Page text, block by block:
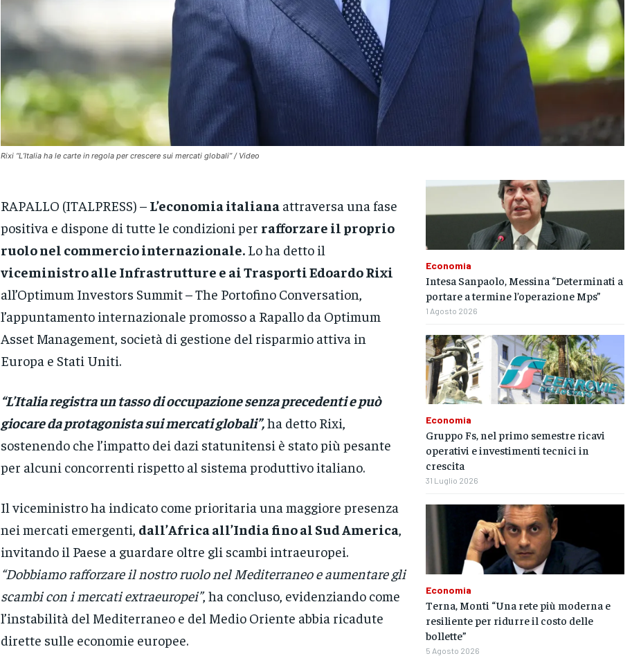
Rixi “L’Italia ha le carte in regola per crescere sui mercati globali” / Video
RAPALLO (ITALPRESS) – L’economia italianaattraversa una fase
positiva e dispone di tutte le condizioni per rafforzare il proprio
ruolo nel commercio internazionale.Lo ha detto il
viceministro alle Infrastrutture e ai Trasporti Edoardo Rixi
all’Optimum Investors Summit – The Portofino Conversation,
l’appuntamento internazionale promosso a Rapallo da Optimum
Asset Management, società di gestione del risparmio attiva in
Europa e Stati Uniti.
“L’Italia registra un tasso di occupazione senza precedenti e può
giocare da protagonista sui mercati globali”,ha detto Rixi,
sostenendo che l’impatto dei dazi statunitensi è stato più pesante
per alcuni concorrenti rispetto al sistema produttivo italiano.
Il viceministro ha indicato come prioritaria una maggiore presenza
nei mercati emergenti, dall’Africa all’India fino al Sud America,
invitando il Paese a guardare oltre gli scambi intraeuropei.
“Dobbiamo rafforzare il nostro ruolo nel Mediterraneo e aumentare gli
scambi con i mercati extraeuropei”, ha concluso, evidenziando come
l’instabilità del Mediterraneo e del Medio Oriente abbia ricadute
dirette sulle economie europee.
Economia
Intesa Sanpaolo, Messina “Determinati a
portare a termine l’operazione Mps”
1 Agosto 2026
Economia
Gruppo Fs, nel primo semestre ricavi
operativi e investimenti tecnici in
crescita
31 Luglio 2026
Economia
Terna, Monti “Una rete più moderna e
resiliente per ridurre il costo delle
bollette”
5 Agosto 2026